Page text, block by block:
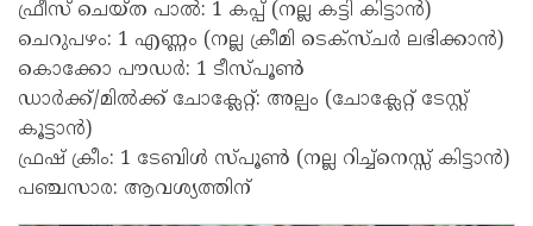
​ഫ്രീസ് ചെയ്ത പാൽ: 1 കപ്പ് (നല്ല കട്ടി കിട്ടാൻ)
​ചെറുപഴം: 1 എണ്ണം (നല്ല ക്രീമി ടെക്സ്ചർ ലഭിക്കാൻ)
​കൊക്കോ പൗഡർ: 1 ടീസ്പൂൺ
​ഡാർക്ക്/മിൽക്ക് ചോക്ലേറ്റ്: അല്പം (ചോക്ലേറ്റ് ടേസ്റ്റ്
കൂട്ടാൻ)
​ഫ്രഷ് ക്രീം: 1 ടേബിൾ സ്പൂൺ (നല്ല റിച്ച്നെസ്സ് കിട്ടാൻ)
​പഞ്ചസാര: ആവശ്യത്തിന്